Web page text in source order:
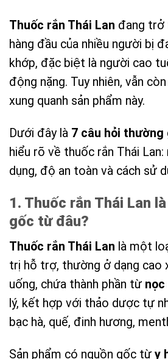
Thuốc rắn Thái Lan đang trở
hàng đầu của nhiều người bị
khớp, đặc biệt là người cao
động nặng. Tuy nhiên, vẫn
xung quanh sản phẩm này.
Dưới đây là 7 câu hỏi thường
hiểu rõ về thuốc rắn Thái
dụng, độ an toàn và cách sử
1. Thuốc rắn Thái Lan
gốc từ đâu?
Thuốc rắn Thái Lan là một
trị hỗ trợ, thường ở dạng cao
uống, chứa thành phần từ nọc
lý, kết hợp với thảo dược tự
bạc hà, quế, đinh hương,
Sản phẩm có nguồn gốc từ y